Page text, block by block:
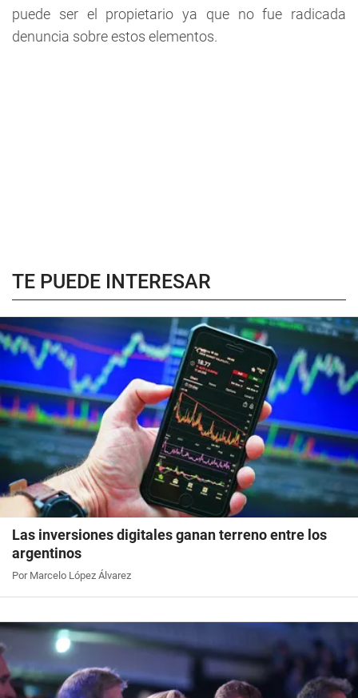
puede ser el propietario ya que no fue radicada
denuncia sobre estos elementos.
TE PUEDE INTERESAR
Las inversiones digitales ganan terreno entre los
argentinos
Por Marcelo López Álvarez